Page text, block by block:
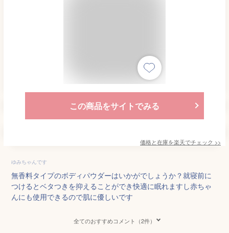
この商品をサイトでみる
価格と在庫を楽天でチェック >>
ゆみちゃんです
無香料タイプのボディパウダーはいかがでしょうか？就寝前に
つけるとベタつきを抑えることができ快適に眠れますし赤ちゃ
んにも使用できるので肌に優しいです
全てのおすすめコメント（2件）